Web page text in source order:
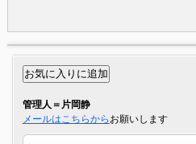
管理人＝片岡静
メールはこちらから お願いします